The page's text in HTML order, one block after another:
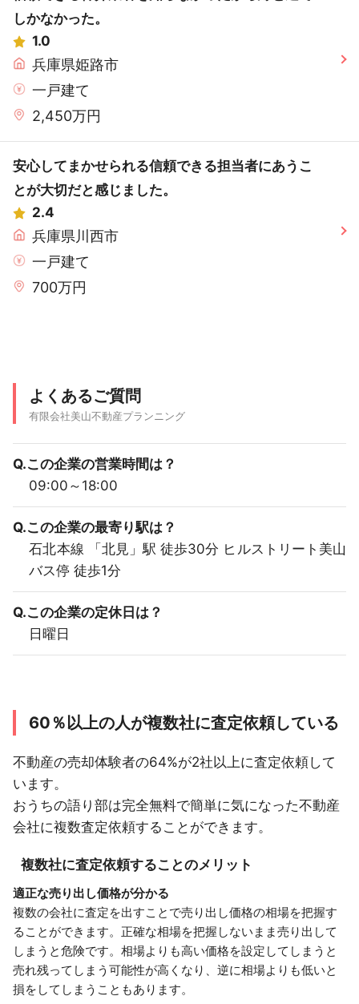
しかなかった。
1.0
兵庫県姫路市
一戸建て
2,450万円
安心してまかせられる信頼できる担当者にあうこ
とが大切だと感じました。
2.4
兵庫県川西市
一戸建て
700万円
よくあるご質問
有限会社美山不動産プランニング
Q.この企業の営業時間は？
09:00～18:00
Q.この企業の最寄り駅は？
石北本線 「北見」駅 徒歩30分 ヒルストリート美山
バス停 徒歩1分
Q.この企業の定休日は？
日曜日
60％以上の人が複数社に査定依頼している
不動産の売却体験者の64%が2社以上に査定依頼して
います。
おうちの語り部は完全無料で簡単に気になった不動産
会社に複数査定依頼することができます。
複数社に査定依頼することのメリット
適正な売り出し価格が分かる
複数の会社に査定を出すことで売り出し価格の相場を把握す
ることができます。正確な相場を把握しないまま売り出して
しまうと危険です。相場よりも高い価格を設定してしまうと
売れ残ってしまう可能性が高くなり、逆に相場よりも低いと
損をしてしまうこともあります。